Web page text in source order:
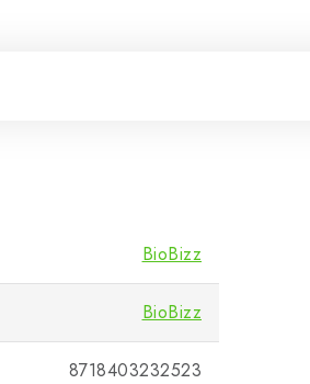
BioBizz
BioBizz
8718403232523